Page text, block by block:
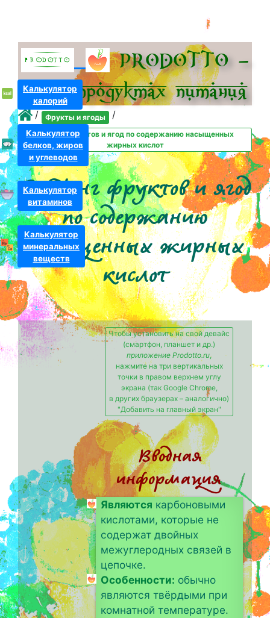
PRODOTTO –
всё о про­дуктах питания
/ Фрукты и ягоды /
Рейтинг фруктов и ягод по содержанию насыщенных
жирных кислот
Калькулятор
калорий
Калькулятор
белков, жиров
и углеводов
Калькулятор
витаминов
Калькулятор
минеральных
веществ
Рейтинг фруктов и ягод
по содержанию
насыщенных жирных
кислот
Чтобы установить на свой девайс
(смартфон, планшет и др.)
приложение Prodotto.ru,
нажмите на три вертикальных
точки в правом верхнем углу
экрана (так Google Chrome,
в других браузерах – аналогично)
"Добавить на главный экран"
Вводная
информация
Являются карбоновыми
кислотами, которые не
содержат двойных
межуглеродных связей в
цепочке.
Особенности: обычно
являются твёрдыми при
комнатной температуре.